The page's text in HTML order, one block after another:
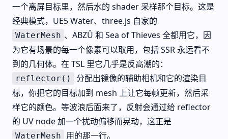
一个离屏目标里，然后水的 shader 采样那个目标。这是
经典模式，UE5 Water、three.js 自家的
WaterMesh 、ABZÛ 和 Sea of Thieves 全都用它，因
为它有场景的每一个像素可以取用，包括 SSR 永远看不
到的几何体。在 TSL 里它几乎是反高潮的：
reflector()
分配出镜像的辅助相机和它的渲染目
标，你把它的目标加到 mesh 上让它每帧更新，然后采
样它的颜色。等波浪后面来了，反射会通过给 reflector
的 UV node 加一个扰动偏移而晃动，这正是
WaterMesh 用的那一行。